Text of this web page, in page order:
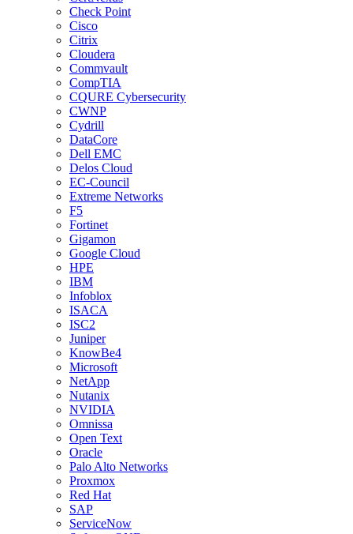
Check Point
Cisco
Citrix
Cloudera
Commvault
CompTIA
CQURE Cybersecurity
CWNP
Cydrill
DataCore
Dell EMC
Delos Cloud
EC-Council
Extreme Networks
F5
Fortinet
Gigamon
Google Cloud
HPE
IBM
Infoblox
ISACA
ISC2
Juniper
KnowBe4
Microsoft
NetApp
Nutanix
NVIDIA
Omnissa
Open Text
Oracle
Palo Alto Networks
Proxmox
Red Hat
SAP
ServiceNow